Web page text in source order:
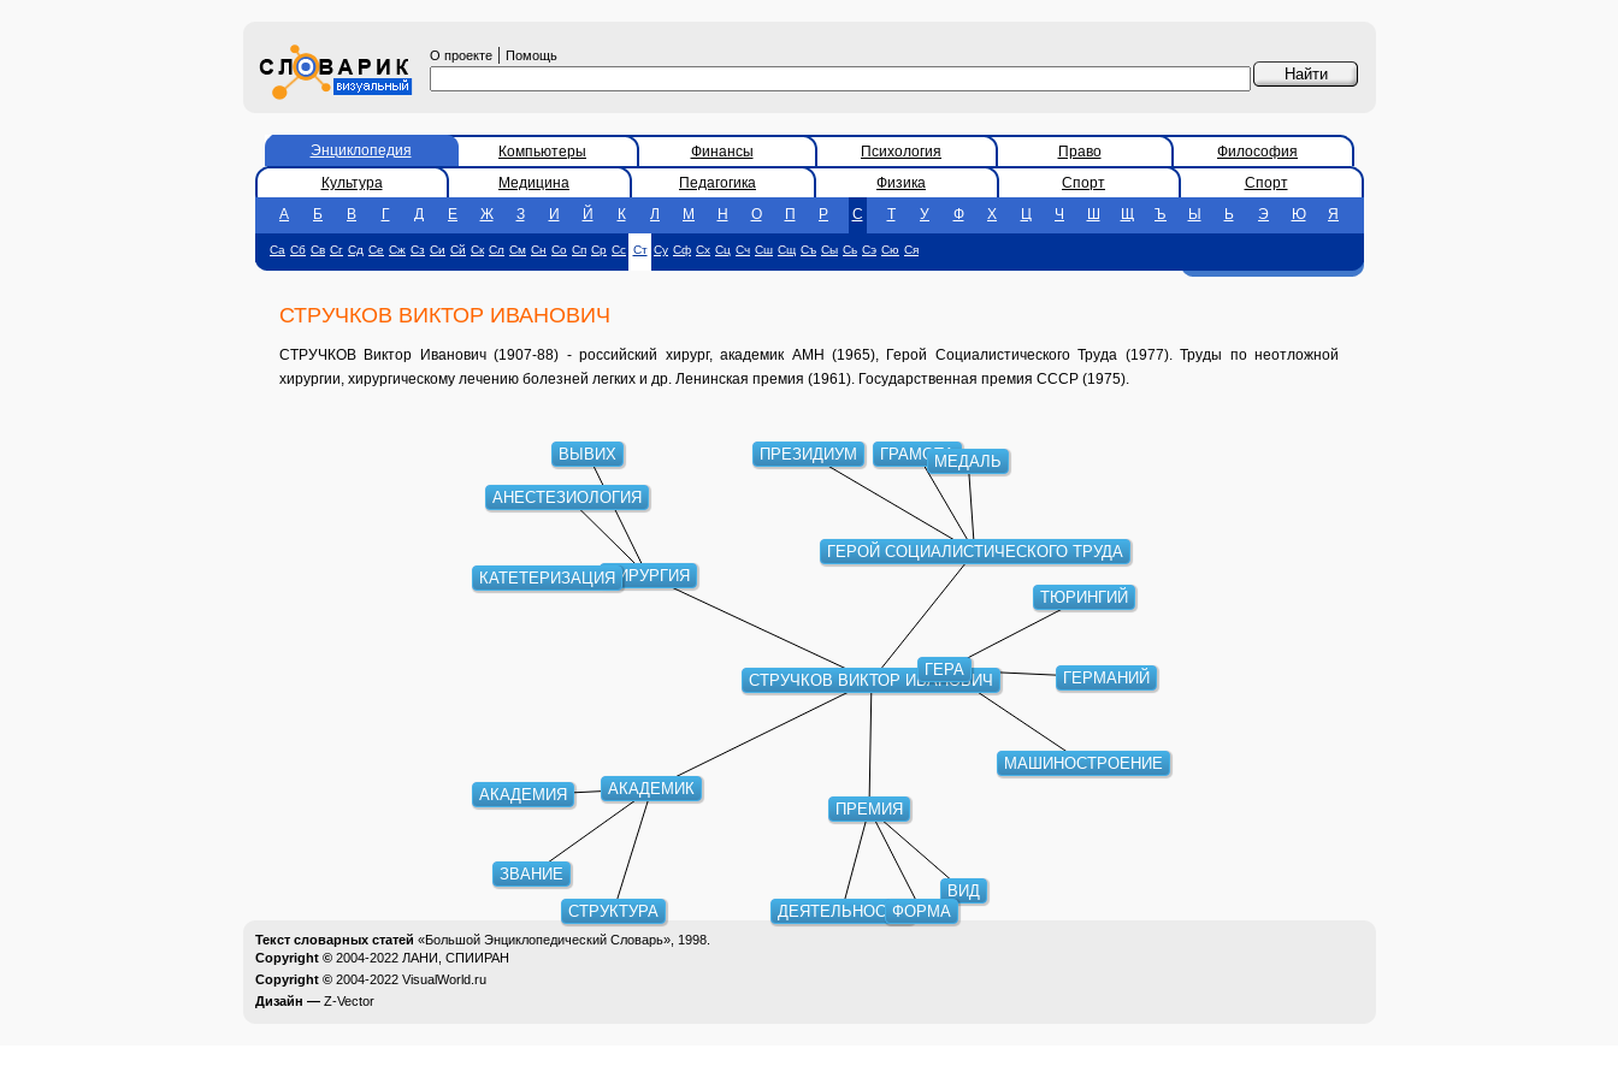
О проекте | Помощь
Энциклопедия Компьютеры Финансы Психология Право
Философия
Культура
Медицина Педагогика Физика Спорт
Спорт
А
Б В Г Д Е Ж З И Й К Л М Н О П Р С Т У Ф Х Ц Ч Ш Щ Ъ Ы Ь Э Ю Я
Са Сб Св Сг Сд Се Сж Сз Си Сй Ск Сл См Сн Со Сп Ср Сс Ст Су Сф Сх Сц Сч Сш Сщ Съ Сы Сь Сэ Сю Ся
СТРУЧКОВ ВИКТОР ИВАНОВИЧ
СТРУЧКОВ Виктор Иванович (1907-88) - российский хирург, академик АМН (1965), Герой Социалистического Труда (1977). Труды по неотложной
хирургии, хирургическому лечению болезней легких и др. Ленинская премия (1961). Государственная премия СССР (1975).
СТРУЧКОВ ВИКТОР ИВАНОВИЧ
ХИРУРГИЯ
ГЕРОЙ СОЦИАЛИСТИЧЕСКОГО ТРУДА
ГЕРА
АКАДЕМИК
ПРЕМИЯ
КАТЕТЕРИЗАЦИЯ
АНЕСТЕЗИОЛОГИЯ
ВЫВИХ ГРАМОТА
ПРЕЗИДИУМ
МЕДАЛЬ
ТЮРИНГИЙ
ГЕРМАНИЙ
МАШИНОСТРОЕНИЕ
ЗВАНИЕ
АКАДЕМИЯ
СТРУКТУРА ДЕЯТЕЛЬНОСТЬ
ВИД
ФОРМА
Текст словарных статей «Большой Энциклопедический Словарь», 1998.
Copyright © 2004-2022 ЛАНИ, СПИИРАН
Copyright © 2004-2022 VisualWorld.ru
Дизайн — Z-Vector